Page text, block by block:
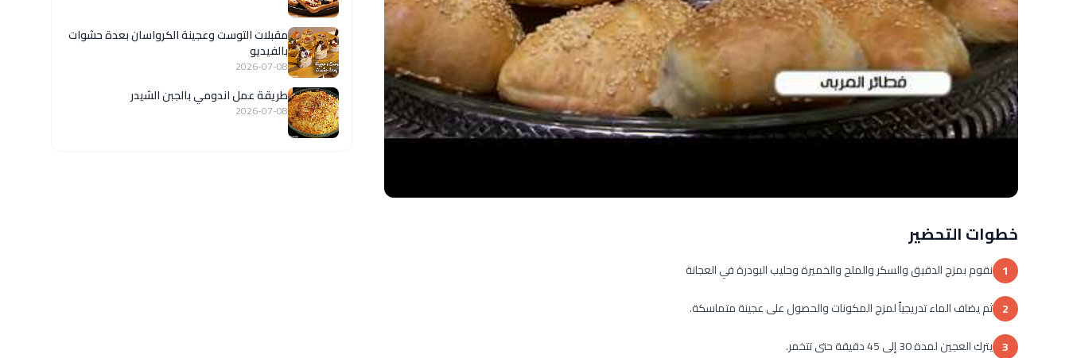
خطوات التحضير
1 نقوم بمزج الدقيق والسكر والملح والخميرة وحليب البودرة في العجانة
2 ثم يضاف الماء تدريجياً لمزج المكونات والحصول على عجينة متماسكة.
3 يترك العجين لمدة 30 إلى 45 دقيقة حتى تتخمر.
مقبلات التوست وعجينة الكرواسان بعدة حشوات
بالفيديو
2026-07-08
طريقة عمل اندومي بالجبن الشيدر
2026-07-08